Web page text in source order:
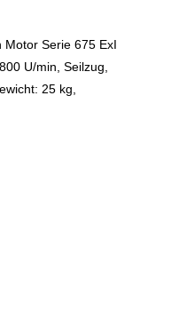
Motor Serie 675 ExI
U/min, Seilzug,
25 kg,